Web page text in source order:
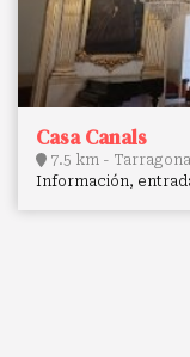
Casa Canals
7.5 km - Tarragona
Información,